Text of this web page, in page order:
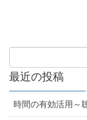
最近の投稿
時間の有効活用～